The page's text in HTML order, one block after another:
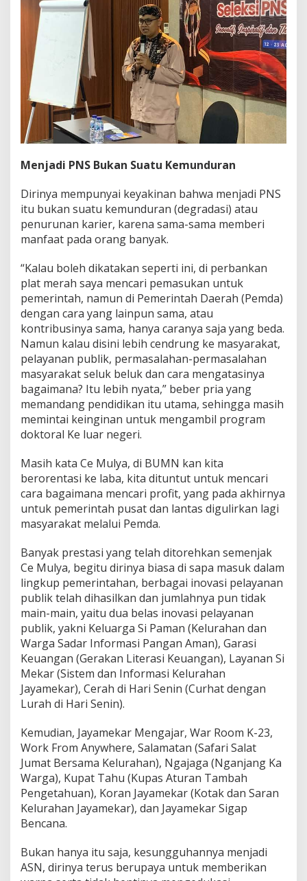
Menjadi PNS Bukan Suatu Kemunduran
Dirinya mempunyai keyakinan bahwa menjadi PNS
itu bukan suatu kemunduran (degradasi) atau
penurunan karier, karena sama-sama memberi
manfaat pada orang banyak.
“Kalau boleh dikatakan seperti ini, di perbankan
plat merah saya mencari pemasukan untuk
pemerintah, namun di Pemerintah Daerah (Pemda)
dengan cara yang lainpun sama, atau
kontribusinya sama, hanya caranya saja yang beda.
Namun kalau disini lebih cendrung ke masyarakat,
pelayanan publik, permasalahan-permasalahan
masyarakat seluk beluk dan cara mengatasinya
bagaimana? Itu lebih nyata,” beber pria yang
memandang pendidikan itu utama, sehingga masih
memintai keinginan untuk mengambil program
doktoral Ke luar negeri.
Masih kata Ce Mulya, di BUMN kan kita
berorentasi ke laba, kita dituntut untuk mencari
cara bagaimana mencari profit, yang pada akhirnya
untuk pemerintah pusat dan lantas digulirkan lagi
masyarakat melalui Pemda.
Banyak prestasi yang telah ditorehkan semenjak
Ce Mulya, begitu dirinya biasa di sapa masuk dalam
lingkup pemerintahan, berbagai inovasi pelayanan
publik telah dihasilkan dan jumlahnya pun tidak
main-main, yaitu dua belas inovasi pelayanan
publik, yakni Keluarga Si Paman (Kelurahan dan
Warga Sadar Informasi Pangan Aman), Garasi
Keuangan (Gerakan Literasi Keuangan), Layanan Si
Mekar (Sistem dan Informasi Kelurahan
Jayamekar), Cerah di Hari Senin (Curhat dengan
Lurah di Hari Senin).
Kemudian, Jayamekar Mengajar, War Room K-23,
Work From Anywhere, Salamatan (Safari Salat
Jumat Bersama Kelurahan), Ngajaga (Nganjang Ka
Warga), Kupat Tahu (Kupas Aturan Tambah
Pengetahuan), Koran Jayamekar (Kotak dan Saran
Kelurahan Jayamekar), dan Jayamekar Sigap
Bencana.
Bukan hanya itu saja, kesungguhannya menjadi
ASN, dirinya terus berupaya untuk memberikan